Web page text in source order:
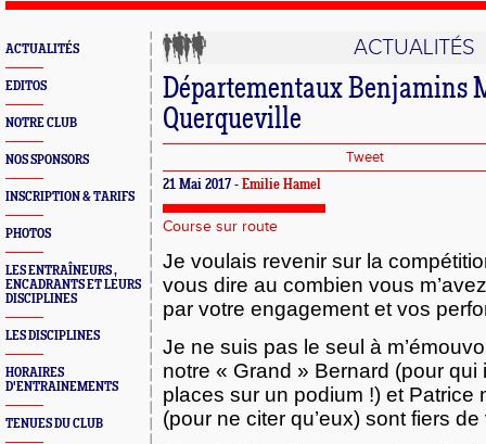
ACTUALITÉS
EDITOS
NOTRE CLUB
NOS SPONSORS
INSCRIPTION & TARIFS
PHOTOS
LES ENTRAÎNEURS ,
ENCADRANTS ET LEURS
DISCIPLINES
LES DISCIPLINES
HORAIRES
D'ENTRAINEMENTS
TENUES DU CLUB
ACTUALITÉS
Départementaux Benjamins
Querqueville
Tweet
21 Mai 2017 - Emilie Hamel
Course sur route
Je voulais revenir sur la
vous dire au combien vous
par votre engagement et vos
Je ne suis pas le seul à
notre « Grand » Bernard (pour qui
places sur un podium !) et Patrice
(pour ne citer qu’eux) sont fiers